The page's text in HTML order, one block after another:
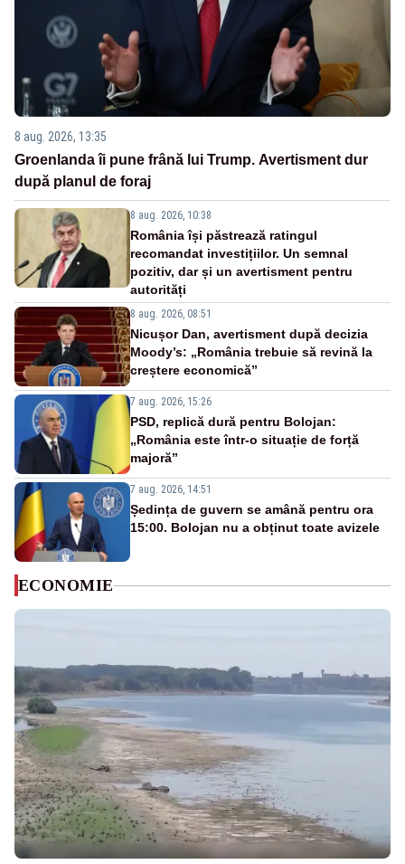
8 aug. 2026, 13:35
Groenlanda îi pune frână lui Trump. Avertisment dur
după planul de foraj
8 aug. 2026, 10:38
România își păstrează ratingul
recomandat investițiilor. Un semnal
pozitiv, dar și un avertisment pentru
autorități
8 aug. 2026, 08:51
Nicușor Dan, avertisment după decizia
Moody’s: „România trebuie să revină la
creștere economică”
7 aug. 2026, 15:26
PSD, replică dură pentru Bolojan:
„România este într-o situație de forță
majoră”
7 aug. 2026, 14:51
Ședința de guvern se amână pentru ora
15:00. Bolojan nu a obținut toate avizele
ECONOMIE